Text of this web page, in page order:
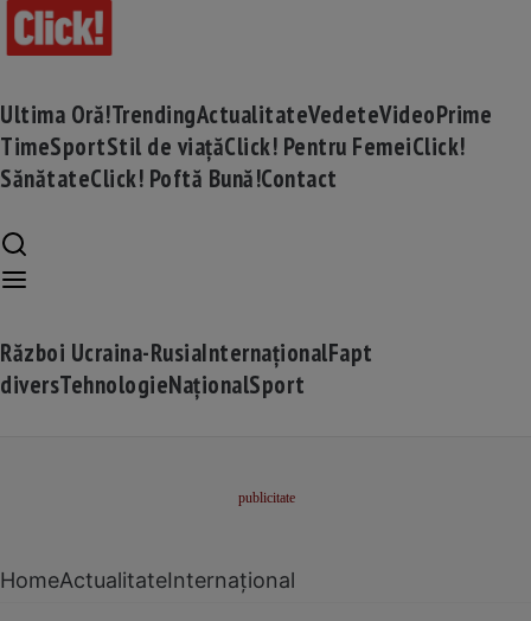
Ultima Oră!TrendingActualitateVedeteVideoPrime
TimeSportStil de viațăClick! Pentru FemeiClick!
SănătateClick! Poftă Bună!Contact
Război Ucraina-RusiaInternaționalFapt
diversTehnologieNaționalSport
HomeActualitateInternațional